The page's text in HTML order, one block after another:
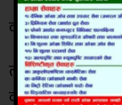
वन मासिँदै गयो :
त्यसैगरी वन तथा
वन व्यवस्थापनको